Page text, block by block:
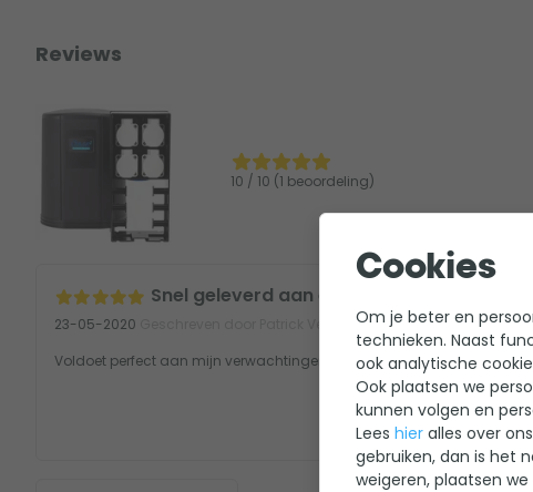
Reviews
10 / 10 (1 beoordeling)
Snel geleverd aan een voordelige prijs
23-05-2020 Geschreven door Patrick Verbeeck
Voldoet perfect aan mijn verwachtingen
Cookies
Om je beter en
technieken. Naast
ook analytische
Ook plaatsen we
kunnen volgen en
Lees hier alles over
gebruiken, dan is het
weigeren, plaatsen